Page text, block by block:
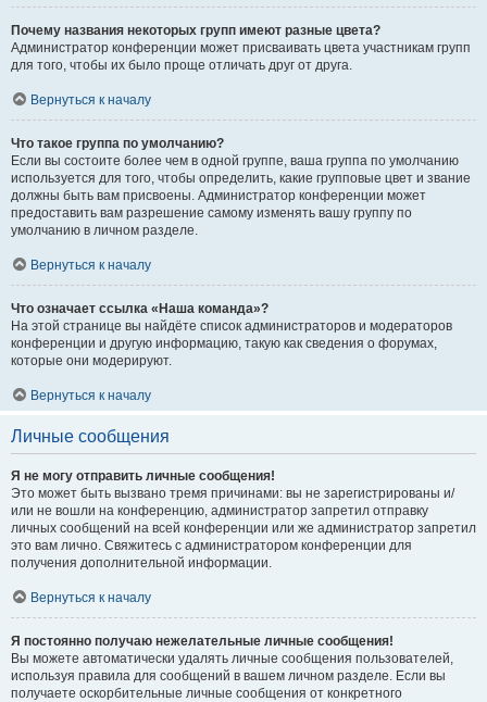
Почему названия некоторых групп имеют разные цвета?
Администратор конференции может присваивать цвета участникам групп
для того, чтобы их было проще отличать друг от друга.
Вернуться к началу
Что такое группа по умолчанию?
Если вы состоите более чем в одной группе, ваша группа по умолчанию
используется для того, чтобы определить, какие групповые цвет и звание
должны быть вам присвоены. Администратор конференции может
предоставить вам разрешение самому изменять вашу группу по
умолчанию в личном разделе.
Вернуться к началу
Что означает ссылка «Наша команда»?
На этой странице вы найдёте список администраторов и модераторов
конференции и другую информацию, такую как сведения о форумах,
которые они модерируют.
Вернуться к началу
Личные сообщения
Я не могу отправить личные сообщения!
Это может быть вызвано тремя причинами: вы не зарегистрированы и/
или не вошли на конференцию, администратор запретил отправку
личных сообщений на всей конференции или же администратор запретил
это вам лично. Свяжитесь с администратором конференции для
получения дополнительной информации.
Вернуться к началу
Я постоянно получаю нежелательные личные сообщения!
Вы можете автоматически удалять личные сообщения пользователей,
используя правила для сообщений в вашем личном разделе. Если вы
получаете оскорбительные личные сообщения от конкретного